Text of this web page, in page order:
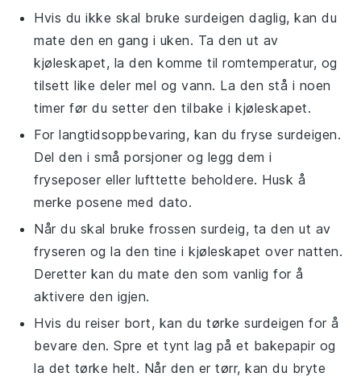
Hvis du ikke skal brukesurdeigen daglig, kan du
mate den en gang i uken. Ta den ut av
kjøleskapet, la den komme til romtemperatur, og
tilsett like deler mel ogvann. La den stå i noen
timer før du setter den tilbake i kjøleskapet.
For langtidsoppbevaring, kan du frysesurdeigen.
Del den i små porsjoner og legg dem i
fryseposer eller lufttette beholdere. Husk å
merke posene med dato.
Når du skal bruke frossensurdeig, ta den ut av
fryseren og la den tine i kjøleskapet over natten.
Deretter kan du mate den som vanlig for å
aktivere den igjen.
Hvis du reiser bort, kan du tørkesurdeigen for å
bevare den. Spre et tynt lag på et bakepapir og
la det tørke helt. Når den er tørr, kan du bryte